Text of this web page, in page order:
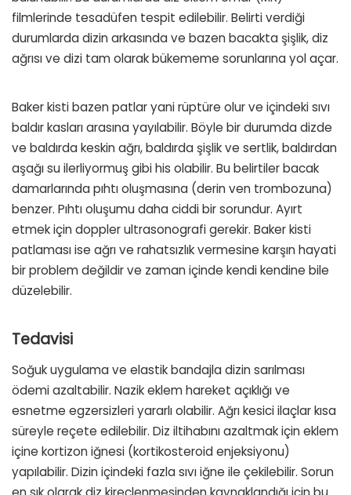
filmlerinde tesadüfen tespit edilebilir. Belirti verdiği
durumlarda dizin arkasında ve bazen bacakta şişlik, diz
ağrısı ve dizi tam olarak bükememe sorunlarına yol açar.
Baker kisti bazen patlar yani rüptüre olur ve içindeki sıvı
baldır kasları arasına yayılabilir. Böyle bir durumda dizde
ve baldırda keskin ağrı, baldırda şişlik ve sertlik, baldırdan
aşağı su ilerliyormuş gibi his olabilir. Bu belirtiler bacak
damarlarında pıhtı oluşmasına (derin ven trombozuna)
benzer. Pıhtı oluşumu daha ciddi bir sorundur. Ayırt
etmek için doppler ultrasonografi gerekir. Baker kisti
patlaması ise ağrı ve rahatsızlık vermesine karşın hayati
bir problem değildir ve zaman içinde kendi kendine bile
düzelebilir.
Tedavisi
Soğuk uygulama ve elastik bandajla dizin sarılması
ödemi azaltabilir. Nazik eklem hareket açıklığı ve
esnetme egzersizleri yararlı olabilir. Ağrı kesici ilaçlar kısa
süreyle reçete edilebilir. Diz iltihabını azaltmak için eklem
içine kortizon iğnesi (kortikosteroid enjeksiyonu)
yapılabilir. Dizin içindeki fazla sıvı iğne ile çekilebilir. Sorun